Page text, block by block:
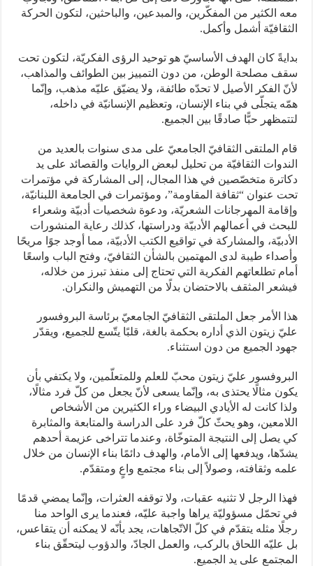
معه الكثير من المفكّرين، والمبدعين، والباحثين، لتكون الحركة
الثقافيّة أشمل وأكمل.
بدايةً كان الهدف الأساسيّ هو توحيد الرؤى الفكريّة، لتكون تحت
سقف مصلحة الوطن، من دون التمييز بين الطوائف والمذاهب،
لأنّ الفكر الأصيل لا تحدّه طائفة، ولا يضيّق عليّه مذهب، وإنّما
همّه يتجلّى في بناء الإنسان، وتعظيم الإنسانيّة في داخله،
لتتمظهر حبًّا صادقًا بين الجميع.
قام الملتقى الثقافيّ الجامعيّ على مدى سنوات بالعديد من
الندوات الثقافيّة من تحليل لبعض الروايات والقصائد على يد
دكاترة متخصّصين في هذا المجال، إلى المشاركة في مؤتمرات
تحت عنوان “ثقافة المقاومة”، ومؤتمرات في الجامعة اللبنانيّة،
وإقامة المهرجانات الشعريّة، ودعوة شخصيات أدبيّة وشعراء
للبحث في أعمالهم الأدبيّة ودراستها، كذلك رعاية المنشورات
الأدبيّة، والمشاركة في تواقيع الكتب الأدبيّة، مما أوجد جوًا مريحًا
وأصداء طيبة لدى المهتمين بالشأن الثقافيّ، وفتح الباب واسعًا
أمام تطلعاتهم الفكرية التي تحتاج إلى منفذ تبرز من خلاله،
فيشعر المثقف بالاحتضان بدلًا من التهميش والنكران.
هذا الأمر جعل الملتقى الثقافيّ الجامعيّ برئاسة البروفسور
عليّ زيتون الذي أداره بحكمة بالغة، قلبًا يتّسع للجميع، ويقدّر
جهود الجميع من دون استثناء.
البروفسور عليّ زيتون محبّ للعلم وللمتعلّمين، ولا يكتفي بأن
يكون مثالًا يحتذى به، وإنّما يسعى لأنّ يجعل من كلّ فرد مثالًا،
ولذا كانت له الأيادي البيضاء وراء الكثيرين من الأشخاص
اللامعين، وهو يحثّ كلّ فرد على الدراسة والمتابعة والمثابرة
كي يصل إلى النتيجة المتوخّاة، وعندما تتراخى عزيمة أحدهم
يشدّها، ويدفعها إلى الأمام، والهدف دائمًا بناء الإنسان من خلال
علمه وثقافته، وصولاً إلى بناء مجتمع واعٍ ومتقدّم.
فهذا الرجل لا تثنيه عقبات، ولا توقفه العثرات، وإنّما يمضي قدمًا
في تحمّل مسؤوليّة يراها واجبة عليّه، فعندما يرى الواحد منا
رجلًا مثله يتقدّم في كلّ الاتّجاهات، يجد بأنّه لا يمكنه أن يتقاعس،
بل عليّه اللحاق بالركب، والعمل الجادّ، والدؤوب ليتحقّق بناء
المجتمع على يد الجميع.